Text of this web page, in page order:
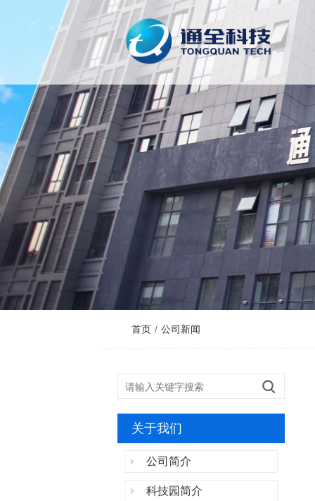
首页 / 公司新闻
关于我们
公司简介
科技园简介